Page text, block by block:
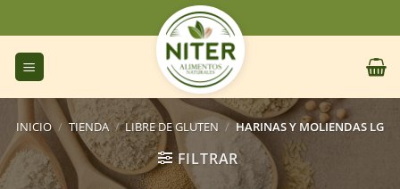
al
contenido
INICIO / TIENDA / LIBRE DE GLUTEN / HARINAS Y MOLIENDAS LG
FILTRAR